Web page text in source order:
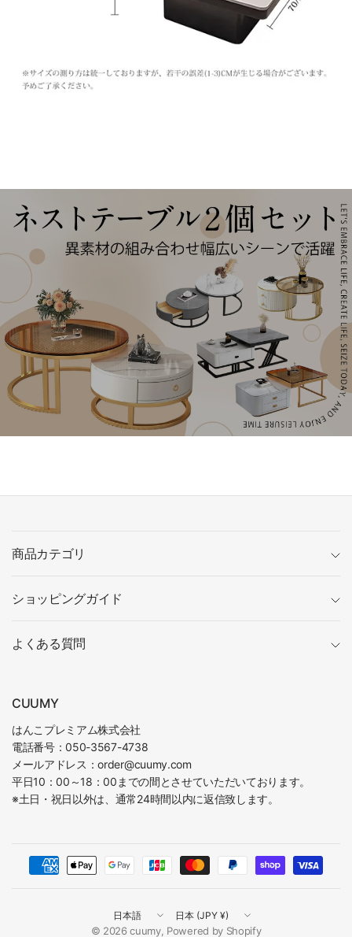
商品カテゴリ
ショッピングガイド
よくある質問
CUUMY
はんこプレミアム株式会社
電話番号：050-3567-4738
メールアドレス：order@cuumy.com
平日10：00～18：00までの間とさせていただいております。
※土日・祝日以外は、通常24時間以内に返信致します。
国
／
国
／
© 2026 cuumy, Powered by Shopify